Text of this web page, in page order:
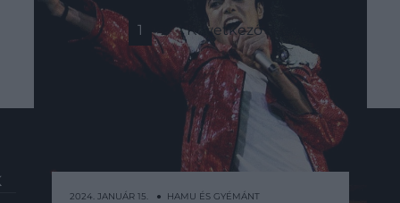
2024. JANUÁR 15. ● HAMU ÉS GYÉMÁNT
1 2 Következő